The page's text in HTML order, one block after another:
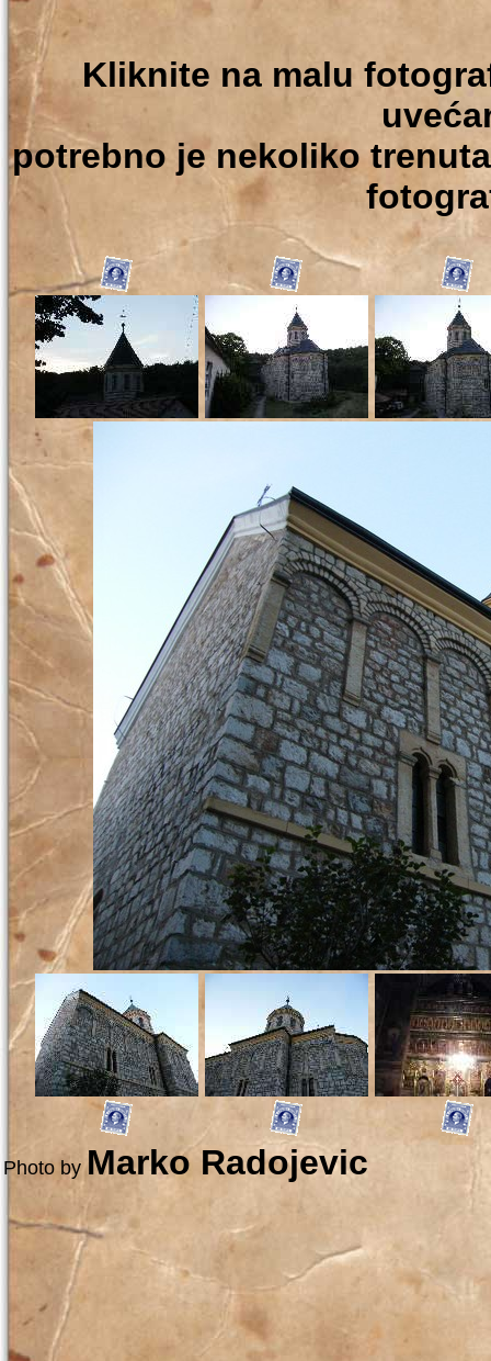
Kliknite na malu
potrebno je nekoliko
Photo byMarko Radojevic